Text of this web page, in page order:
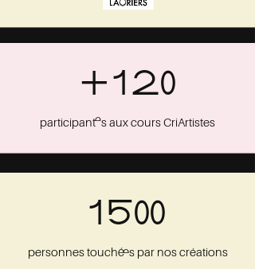
+120
participant..es aux cours CriArtistes
1500
personnes touché..es par nos créations